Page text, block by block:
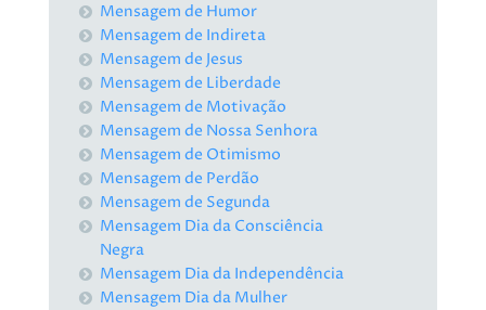
Mensagem de Humor
Mensagem de Indireta
Mensagem de Jesus
Mensagem de Liberdade
Mensagem de Motivação
Mensagem de Nossa Senhora
Mensagem de Otimismo
Mensagem de Perdão
Mensagem de Segunda
Mensagem Dia da Consciência
Negra
Mensagem Dia da Independência
Mensagem Dia da Mulher